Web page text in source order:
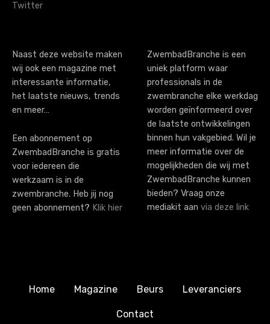
Twitter
Naast deze website maken
wij ook een magazine met
interessante informatie,
het laatste nieuws, trends
en meer…
Een abonnement op
ZwembadBranche is gratis
voor iedereen die
werkzaam is in de
zwembranche. Heb jij nog
geen abonnement? Klik hier
ZwembadBranche is een
uniek platform waar
professionals in de
zwembranche elke werkdag
worden geïnformeerd over
de laatste ontwikkelingen
binnen hun vakgebied. Wil je
meer informatie over de
mogelijkheden die wij met
ZwembadBranche kunnen
bieden? Vraag onze
mediakit aan via deze link
Home Magazine Beurs Leveranciers
Contact